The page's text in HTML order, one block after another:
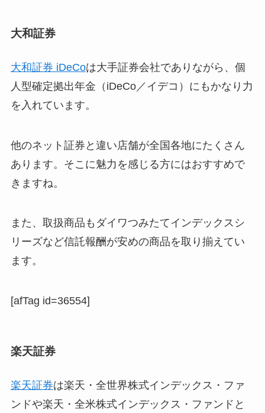
大和証券
大和証券 iDeCoは大手証券会社でありながら、個
人型確定拠出年金（iDeCo／イデコ）にもかなり力
を入れています。
他のネット証券と違い店舗が全国各地にたくさん
あります。そこに魅力を感じる方にはおすすめで
きますね。
また、取扱商品も ダイワつみたてインデックスシ
リーズなど信託報酬が安めの商品を取り揃えてい
ます。
[afTag id=36554]
楽天証券
楽天証券は楽天・全世界株式インデックス・ファ
ンドや楽天・全米株式インデックス・ファンドと